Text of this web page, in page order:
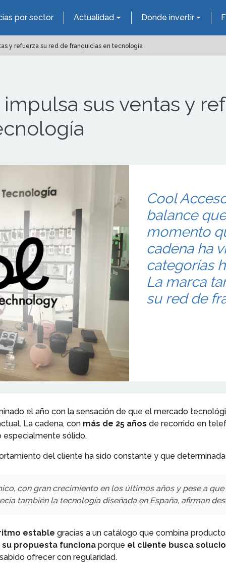
por sector Actualidad Donde invertir
y refuerza su red de franquicias en tecnología
sus ventas y
Cool
balance
momento
cadena ha
categorías
La marca
su red de
el año con la sensación de que el mercado
La cadena, con más de 25 años de recorrido en
especialmente sólido.
del cliente ha sido constante y que
con gran crecimiento en los últimos años y pese a
también la tecnología diseñada en España, afirman
estable gracias a un catálogo que combina
su propuesta funciona porque el cliente busca
ofrecer con regularidad.